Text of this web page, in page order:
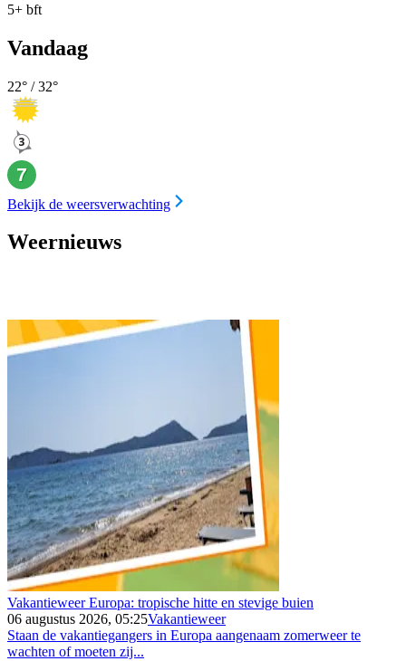
5+ bft
Vandaag
22° /32°
Bekijk de weersverwachting
Weernieuws
Vakantieweer Europa: tropische hitte en stevige buien
06 augustus 2026, 05:25Vakantieweer
Staan de vakantiegangers in Europa aangenaam zomerweer te
wachten of moeten zij...